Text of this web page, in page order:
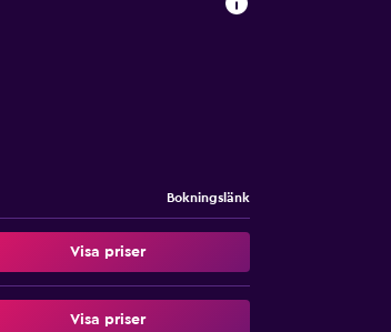
Bokningslänk
Visa priser
Visa priser